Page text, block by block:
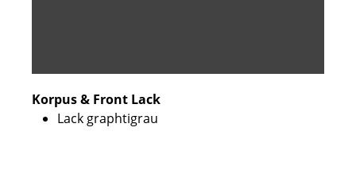
Korpus & Front Lack
Lack graphtigrau